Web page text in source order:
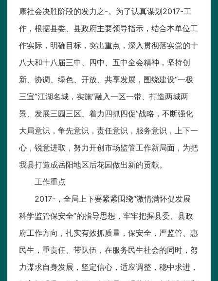
康社会决胜阶段的发力之-。为了认真谋划2017-工
作，根据县委、县政府主要领导指示，结合本单位工
作实际，明确目标，突出重点，深入贯彻落实党的十
八大和十八届三中、四中、五中全会精神，坚持创
新、协调、绿色、开放、共享发展，围绕建设“一极
三宜”江湖名城，实施“融入一区一带、打造两城两
景、发展三园三区、着力四抓四促”战略，不断强化
大局意识，争先意识，责任意识，服务意识，上下一
心，锐意进取，努力开创市场监管工作新局面，为把
我县打造成岳阳地区后花园做出新的贡献。
工作重点
2017-，全局上下要紧紧围绕“激情满怀促发展
科学监管保安全”的指导思想，牢牢把握县委、县政
府工作方向，扎实有效抓质量，保安全，严监管、惠
民生，重责任、带队伍，在服务民生社会的同时，努
力谋求自身发展，坚定信心，适应调整，稳中求进，